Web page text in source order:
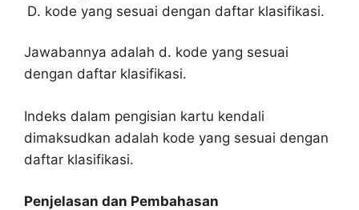
kode yang sesuai dengan daftar klasifikasi.
Jawabannya adalah d. kode yang sesuai
dengan daftar klasifikasi.
Indeks dalam pengisian kartu kendali
dimaksudkan adalah kode yang sesuai dengan
daftar klasifikasi.
Penjelasan dan Pembahasan